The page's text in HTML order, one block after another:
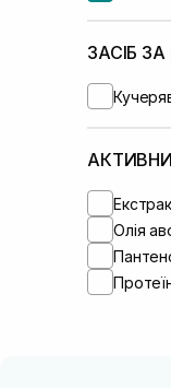
ЗАСІБ
Олія